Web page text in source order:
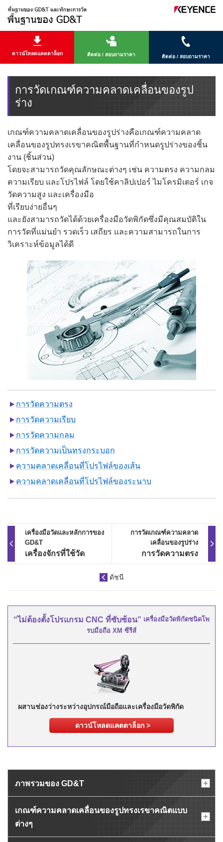
ดาวน์โหลดแคตตาล็อก ติดต่อ / สอบถามราคา ติดต่อ / สอบถามราคา
การวัดเกณฑ์ความคลาดเคลื่อนของรูป
ร่าง
เกณฑ์ความคลาดเคลื่อนของรูปร่างคือเกณฑ์ความคลาด
เคลื่อนของรูปทรงเรขาคณิตพื้นฐานที่กำหนดรูปร่างของชิ้น
งาน (ชิ้นส่วน)
โดยจะสามารถวัดคุณลักษณะต่างๆ เช่น ความตรง ความกลม
ความเรียบ และโปรไฟล์ โดยใช้คาลิปเปอร์ ไมโครมิเตอร์ เกจ
วัดความสูง และเครื่องมือ
ที่เรียบง่ายอื่นๆ
และยังสามารถวัดได้ด้วยเครื่องมือวัดพิกัดซึ่งมีคุณสมบัติใน
การวัดที่แม่นยำ รวดเร็ว เสถียร และความสามารถในการ
วิเคราะห์ข้อมูลได้ดี
การวัดความตรง
การวัดความเรียบ
การวัดความกลม
การวัดความเป็นทรงกระบอก
ความคลาดเคลื่อนที่โปรไฟล์ของเส้น
ความคลาดเคลื่อนที่โปรไฟล์ของระนาบ
เครื่องมือวัดและหลักการของ
GD&T
เครื่องจักรที่ใช้วัด
การวัดเกณฑ์ความคลาด
เคลื่อนของรูปร่าง
การวัดความตรง
ดัชนี
“ไม่ต้องตั้งโปรแกรม CNC ที่ซับซ้อน” เครื่องมือวัดพิกัดชนิดโพ
รบมือถือ XM ซีรีส์
ผสานช่องว่างระหว่างอุปกรณ์มือถือและเครื่องมือวัดพิกัด
ดาวน์โหลดแคตตาล็อก >
ภาพรวมของ GD&T
เกณฑ์ความคลาดเคลื่อนของรูปทรงเรขาคณิตแบบ
ต่างๆ